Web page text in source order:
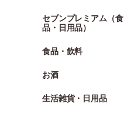
セブンプレミアム（食
品・日用品）
食品・飲料
お酒
生活雑貨・日用品